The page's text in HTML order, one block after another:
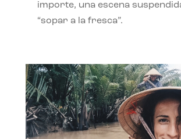
importe, una escena
“sopar a la fresca”.